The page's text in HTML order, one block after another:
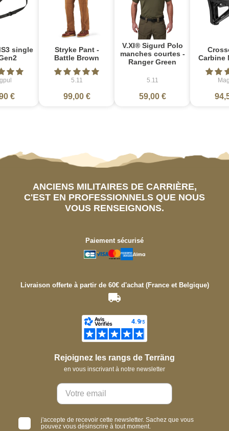
single
€
Stryke Pant -
Battle Brown
5.11
99,00 €
V.XI® Sigurd Polo
manches courtes -
Ranger Green
5.11
59,00 €
Carbine
ANCIENS MILITAIRES DE CARRIÈRE,
C'EST EN PROFESSIONNELS QUE NOUS
VOUS RENSEIGNONS.
Paiement sécurisé
Livraison offerte à partir de 60€ d'achat (France et Belgique)
Rejoignez les rangs de Terräng
en vous inscrivant à notre newsletter
j'accepte de recevoir cette newsletter. Sachez que vous
pouvez vous désinscrire à tout moment.